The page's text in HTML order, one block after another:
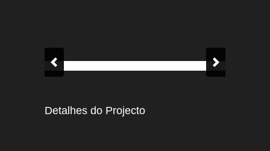
Detalhes do Projecto